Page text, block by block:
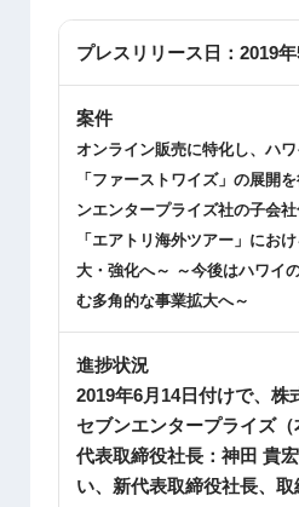
プレスリリース日： 2019
案件
オンライン販売に特化し、ハ
「ファーストワイズ」の展開
ンエンタープライズ社の子会
「エアトリ海外ツアー」にお
大・強化へ～ ～今後はハワイ
む多角的な事業拡大へ～
進捗状況
2019年6月14日付けで、株
セブンエンタープライズ（
代表取締役社長：神田 貴
い、新代表取締役社長、